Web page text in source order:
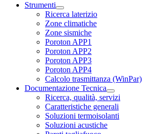
Strumenti
Ricerca laterizio
Zone climatiche
Zone sismiche
Poroton APP1
Poroton APP2
Poroton APP3
Poroton APP4
Calcolo trasmittanza (WinPar)
Documentazione Tecnica
Ricerca, qualità, servizi
Caratteristiche generali
Soluzioni termoisolanti
Soluzioni acustiche